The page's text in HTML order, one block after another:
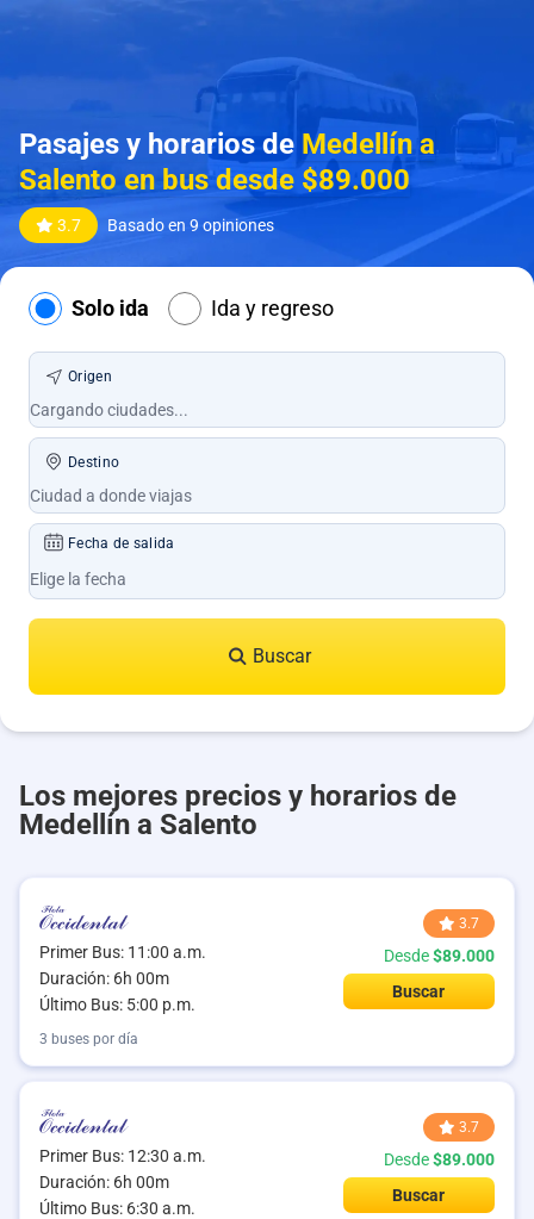
Pasajes y horarios de Medellín a
Salento en bus desde $89.000
3.7 Basado en 9 opiniones
Solo ida Ida y regreso
Origen
Destino
Fecha de salida
Buscar
Los mejores precios y horarios de
Medellín a Salento
Primer Bus: 11:00 a.m.
Duración: 6h 00m
Último Bus: 5:00 p.m.
3.7
Desde$89.000
Buscar
3 buses por día
Primer Bus: 12:30 a.m.
Duración: 6h 00m
Último Bus: 6:30 a.m.
3.7
Desde$89.000
Buscar